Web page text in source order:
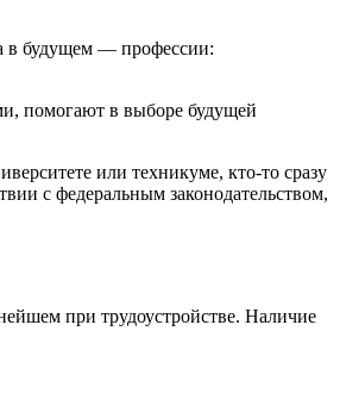
в будущем — профессии:
помогают в выборе будущей
или техникуме, кто-то сразу
с федеральным законодательством,
при трудоустройстве. Наличие